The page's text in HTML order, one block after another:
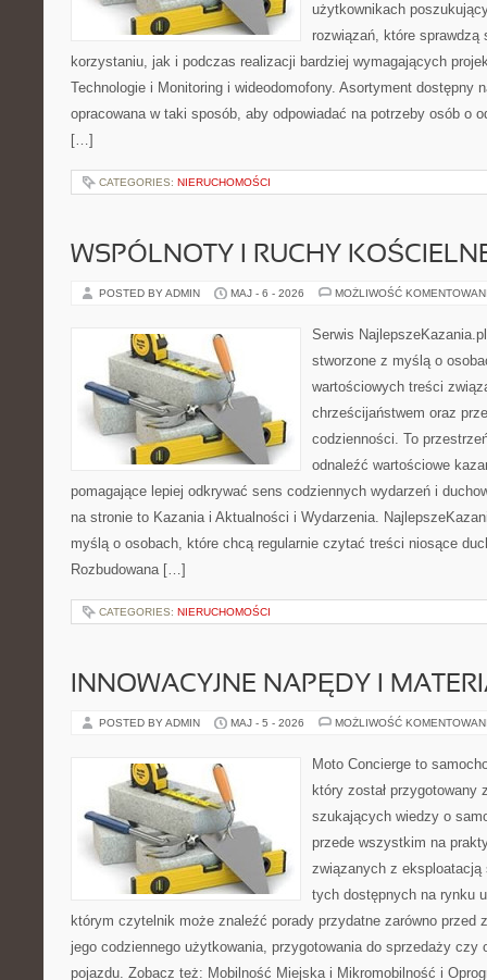
użytkownikach
rozwiązań, które sprawdzą
korzystaniu, jak i podczas realizacji bardziej wymagających
Technologie i Monitoring i wideodomofony. Asortyment dostępny
opracowana w taki sposób, aby odpowiadać na potrzeby osób o
[…]
CATEGORIES: NIERUCHOMOŚCI
WSPÓLNOTY I RUCHY
POSTED BY ADMIN MAJ - 6 - 2026 MOŻLIWOŚĆ
Serwis
stworzone z myślą o
wartościowych treści
chrześcijaństwem oraz
codzienności. To
odnaleźć wartościowe
pomagające lepiej odkrywać sens codziennych wydarzeń i
na stronie to Kazania i Aktualności i Wydarzenia.
myślą o osobach, które chcą regularnie czytać treści niosące
Rozbudowana […]
CATEGORIES: NIERUCHOMOŚCI
INNOWACYJNE NAPĘDY I
POSTED BY ADMIN MAJ - 5 - 2026 MOŻLIWOŚĆ
Moto Concierge to
który został przygotowany
szukających wiedzy o
przede wszystkim na
związanych z eksploatacją
tych dostępnych na rynku
którym czytelnik może znaleźć porady przydatne zarówno przed
jego codziennego użytkowania, przygotowania do sprzedaży czy
pojazdu. Zobacz też: Mobilność Miejska i Mikromobilność i